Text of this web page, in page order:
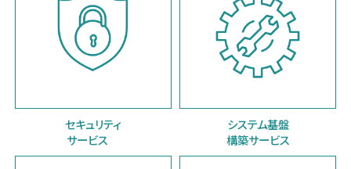
セキュリティ
サービス
システム基盤
構築サービス